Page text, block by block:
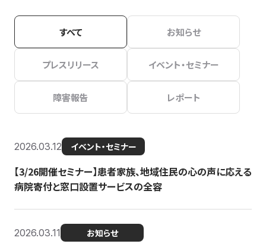
すべて お知らせ
プレスリリース イベント・セミナー
障害報告 レポート
2026.03.12 イベント・セミナー
【3/26開催セミナー】患者家族、地域住民の心の声に応える
病院寄付と窓口設置サービスの全容
2026.03.11 お知らせ